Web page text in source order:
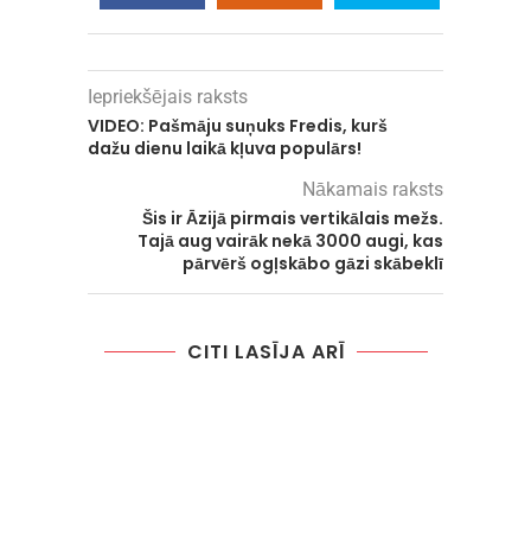
Iepriekšējais raksts
VIDEO: Pašmāju suņuks Fredis, kurš
dažu dienu laikā kļuva populārs!
Nākamais raksts
Šis ir Āzijā pirmais vertikālais mežs.
Tajā aug vairāk nekā 3000 augi, kas
pārvērš ogļskābo gāzi skābeklī
CITI LASĪJA ARĪ